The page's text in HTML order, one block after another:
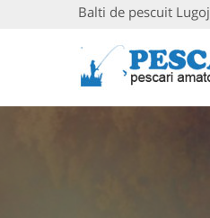
Balti de pescuit Lugoj